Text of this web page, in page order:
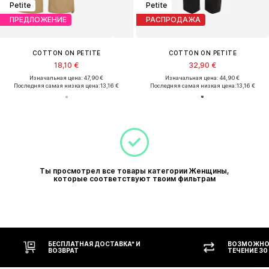
Petite
ПРЕДЛОЖЕНИЕ
COTTON ON PETITE
18,10 €
Изначальная цена: 47,90 €
Последняя самая низкая цена:13,16 €
Petite
РАСПРОДАЖА
COTTON ON PETITE
32,90 €
Изначальная цена: 44,90 €
Последняя самая низкая цена:13,16 €
Ты просмотрел все товары категории Женщины,
которые соответствуют твоим фильтрам
БЕСПЛАТНАЯ ДОСТАВКА* И
ВОЗВРАТ
ТЕЧЕНИЕ